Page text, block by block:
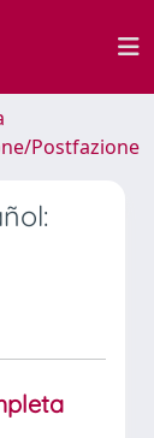
Postfazione